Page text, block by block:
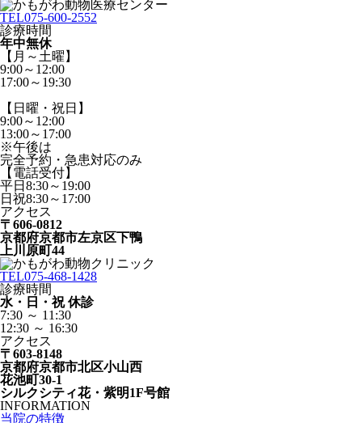
TEL075-600-2552
診療時間
年中無休
【月～土曜】
9:00～12:00
17:00～19:30
【日曜・祝日】
9:00～12:00
13:00～17:00
※午後は
完全予約・急患対応のみ
【電話受付】
平日8:30～19:00
日祝8:30～17:00
アクセス
〒606-0812
京都府京都市左京区下鴨
上川原町44
TEL075-468-1428
診療時間
水・日・祝 休診
7:30 ～ 11:30
12:30 ～ 16:30
アクセス
〒603-8148
京都府京都市北区小山西
花池町30-1
シルクシティ花・紫明1F号館
INFORMATION
当院の特徴